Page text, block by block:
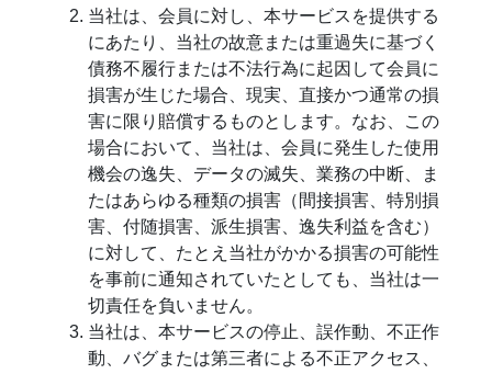
当社は、会員に対し、本サービスを提供する
にあたり、当社の故意または重過失に基づく
債務不履行または不法行為に起因して会員に
損害が生じた場合、現実、直接かつ通常の損
害に限り賠償するものとします。なお、この
場合において、当社は、会員に発生した使用
機会の逸失、データの滅失、業務の中断、ま
たはあらゆる種類の損害（間接損害、特別損
害、付随損害、派生損害、逸失利益を含む）
に対して、たとえ当社がかかる損害の可能性
を事前に通知されていたとしても、当社は一
切責任を負いません。
当社は、本サービスの停止、誤作動、不正作
動、バグまたは第三者による不正アクセス、